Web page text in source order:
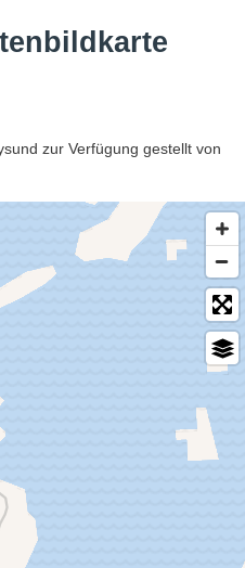
zur Verfügung gestellt von